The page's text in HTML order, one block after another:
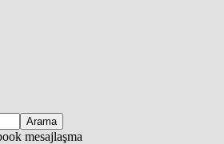
mesajlaşma